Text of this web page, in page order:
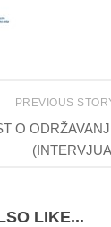
PREVIOUS
O
LIKE...